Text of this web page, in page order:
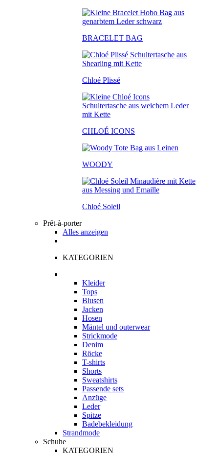
BRACELET BAG
Chloé Plissé
CHLOÉ ICONS
WOODY
Chloé Soleil
Prêt-à-porter
Alles anzeigen
KATEGORIEN
Kleider
Tops
Blusen
Jacken
Hosen
Mäntel und outerwear
Strickmode
Denim
Röcke
T-shirts
Shorts
Sweatshirts
Passende sets
Anzüge
Leder
Spitze
Badebekleidung
Strandmode
Schuhe
KATEGORIEN